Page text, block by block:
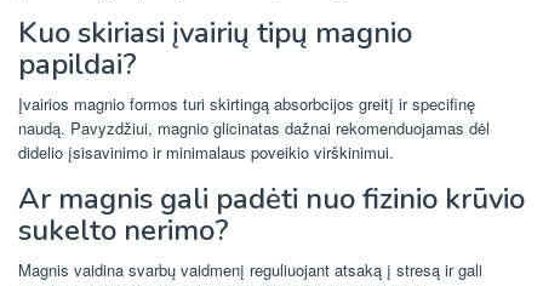
Kuo skiriasi įvairių tipų magnio
papildai?
Įvairios magnio formos turi skirtingą absorbcijos greitį ir specifinę
naudą. Pavyzdžiui, magnio glicinatas dažnai rekomenduojamas dėl
didelio įsisavinimo ir minimalaus poveikio virškinimui.
Ar magnis gali padėti nuo fizinio krūvio
sukelto nerimo?
Magnis vaidina svarbų vaidmenį reguliuojant atsaką į stresą ir gali